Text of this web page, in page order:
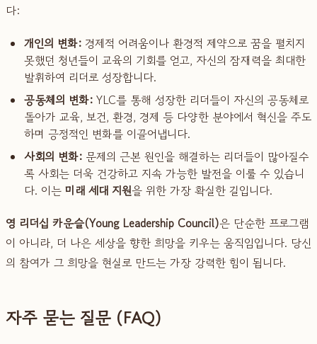
다:
개인의 변화: 경제적 어려움이나 환경적 제약으로 꿈을 펼치지
못했던 청년들이 교육의 기회를 얻고, 자신의 잠재력을 최대한
발휘하여 리더로 성장합니다.
공동체의 변화: YLC를 통해 성장한 리더들이 자신의 공동체로
돌아가 교육, 보건, 환경, 경제 등 다양한 분야에서 혁신을 주도
하며 긍정적인 변화를 이끌어냅니다.
사회의 변화: 문제의 근본 원인을 해결하는 리더들이 많아질수
록 사회는 더욱 건강하고 지속 가능한 발전을 이룰 수 있습니
다. 이는 미래 세대 지원을 위한 가장 확실한 길입니다.
영 리더십 카운슬(Young Leadership Council)은 단순한 프로그램
이 아니라, 더 나은 세상을 향한 희망을 키우는 움직임입니다. 당신
의 참여가 그 희망을 현실로 만드는 가장 강력한 힘이 됩니다.
자주 묻는 질문 (FAQ)